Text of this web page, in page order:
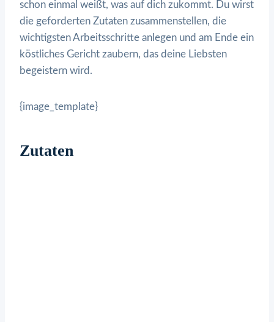
schon einmal weißt, was auf dich zukommt. Du wirst
die geforderten Zutaten zusammenstellen, die
wichtigsten Arbeitsschritte anlegen und am Ende ein
köstliches Gericht zaubern, das deine Liebsten
begeistern wird.
{image_template}
Zutaten